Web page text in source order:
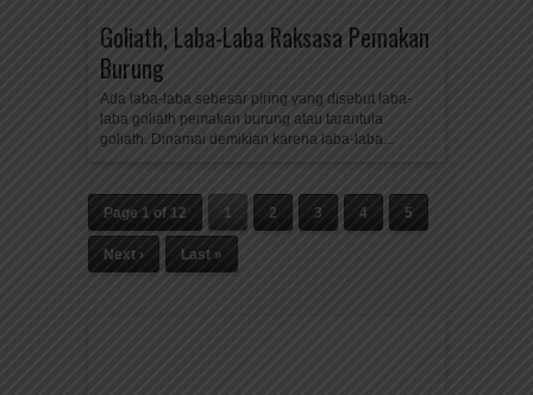
Goliath, Laba-Laba Raksasa Pemakan
Burung
Ada laba-laba sebesar piring yang disebut laba-
laba goliath pemakan burung atau tarantula
goliath. Dinamai demikian karena laba-laba...
Page 1 of 12 1 2 3 4 5
Next › Last »